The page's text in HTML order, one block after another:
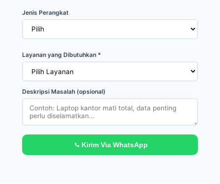
Jenis Perangkat
Layanan yang Dibutuhkan *
Deskripsi Masalah (opsional)
Kirim Via WhatsApp